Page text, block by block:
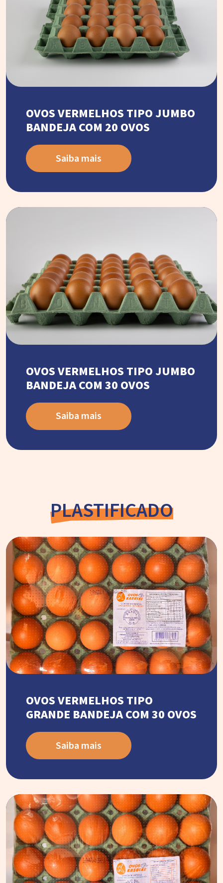
OVOS VERMELHOS TIPO JUMBO
BANDEJA COM 20 OVOS
Saiba mais
OVOS VERMELHOS TIPO JUMBO
BANDEJA COM 30 OVOS
Saiba mais
PLASTIFICADO
OVOS VERMELHOS TIPO
GRANDE BANDEJA COM 30 OVOS
Saiba mais